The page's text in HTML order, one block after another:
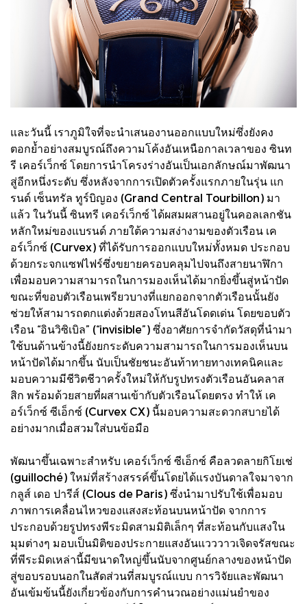
และวันนี้ เราภูมิใจที่จะนำเสนองานออกแบบใหม่ซึ่งยังคง
ตอกย้ำอย่างสมบูรณ์ถึงความโค้งอันเหนือกาลเวลาของ ซินท
รี เคอร์เว็กซ์​ โดยการนำโครงร่างอันเป็นเอกลักษณ์มาพัฒนา
สู่อีกหนึ่งระดับ ซึ่งหลังจากการเปิดตัวครั้งแรกภายในรุ่น แก
รนด์ เซ็นทรัล ทูร์บิญอง (Grand Central Tourbillon) มา
แล้ว ในวันนี้ ซินทรี เคอร์เว็กซ์ ได้ผสมผสานอยู่ในคอลเลกชัน
หลักใหม่ของแบรนด์ ภายใต้ความสง่างามของตัวเรือน เค
อร์เว็กซ์ (Curvex) ที่ได้รับการออกแบบใหม่ทั้งหมด ประกอบ
ด้วยกระจกแซฟไฟร์ซึ่งขยายครอบคลุมไปจนถึงสายนาฬิกา
เพื่อมอบความสามารถในการมองเห็นได้มากยิ่งขึ้นสู่หน้าปัด
ขณะที่ขอบตัวเรือนเพรียวบางที่แยกออกจากตัวเรือนนั้นยัง
ช่วยให้สามารถตกแต่งด้วยสองโทนสีอันโดดเด่น โดยขอบตัว
เรือน “อินวิซิเบิล” (“invisible”) ซึ่งอาศัยการจำกัดวัสดุที่นำมา
ใช้บนด้านข้างนี้ยังยกระดับความสามารถในการมองเห็นบน
หน้าปัดได้มากขึ้น นับเป็นชัยชนะอันท้าทายทางเทคนิคและ
มอบความมีชีวิตชีวาครั้งใหม่ให้กับรูปทรงตัวเรือนอันคลาส
สิก พร้อมด้วยสายที่ผสานเข้ากับตัวเรือนโดยตรง ทำให้ เค
อร์เว็กซ์ ซีเอ็กซ์ (Curvex CX) นี้มอบความสะดวกสบายได้
อย่างมากเมื่อสวมใส่บนข้อมือ
พัฒนาขึ้นเฉพาะสำหรับ เคอร์เว็กซ์ ซีเอ็กซ์ คือลวดลายกิโยเช่
(guilloché) ใหม่ที่สร้างสรรค์ขึ้นโดยได้แรงบันดาลใจมาจาก
กลูส์ เดอ ปารีส์ (Clous de Paris) ซึ่งนำมาปรับใช้เพื่อมอบ
ภาพการเคลื่อนไหวของแสงสะท้อนบนหน้าปัด จากการ
ประกอบด้วยรูปทรงพีระมิดสามมิติเล็กๆ ที่สะท้อนกับแสงใน
มุมต่างๆ มอบเป็นมิติของประกายแสงอันแวววาวเจิดจรัสขณะ
ที่พีระมิดเหล่านี้มีขนาดใหญ่ขึ้นนับจากศูนย์กลางของหน้าปัด
สู่ขอบรอบนอกในสัดส่วนที่สมบูรณ์แบบ การวิจัยและพัฒนา
อันเข้มข้นนี้ยังเกี่ยวข้องกับการคำนวณอย่างแม่นยำของ